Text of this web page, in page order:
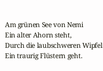
Am grünen See von Nemi
Ein alter Ahorn steht,
Durch die laubschweren Wipfel
Ein traurig Flüstern geht.